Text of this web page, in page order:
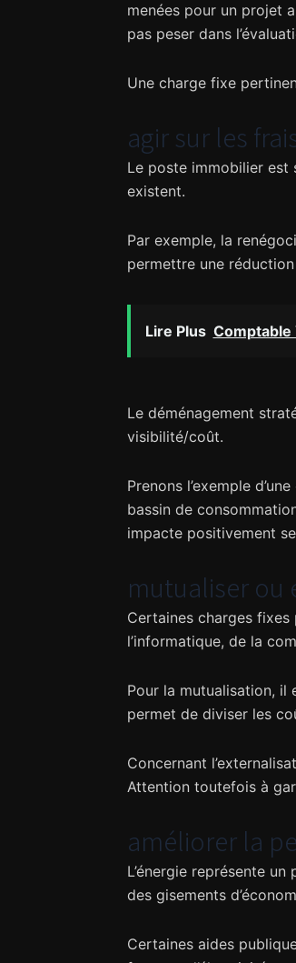
menées pour un projet
pas peser dans
Une charge fixe
agir sur les
Le poste immobilier est
existent.
Par exemple, la
permettre une
Lire Plus Comptable
Le déménagement
visibilité/coût.
Prenons l’exemple
bassin de
impacte positivement
mutualiser ou
Certaines charges fixes
l’informatique, de la
Pour la mutualisation, il
permet de diviser les
Concernant
Attention toutefois à
améliorer la
L’énergie représente
des gisements
Certaines aides